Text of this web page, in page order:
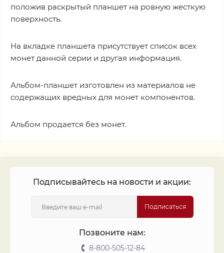
положив раскрытый планшет на ровную жесткую
поверхность.
На вкладке планшета присутствует список всех
монет данной серии и другая информация.
Альбом-планшет изготовлен из материалов не
содержащих вредных для монет компонентов.
Альбом продается без монет.
Подписывайтесь на новости и акции:
Подписаться
Позвоните нам:
8-800-505-12-84